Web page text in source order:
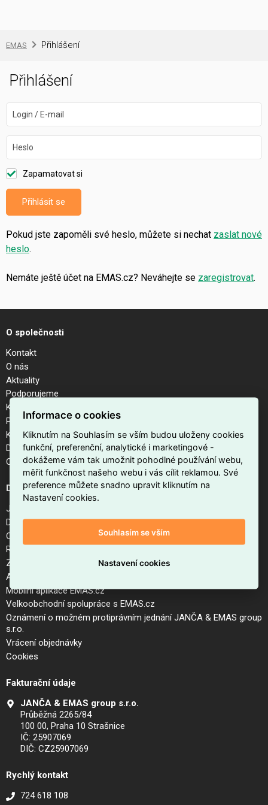
EMAS Přihlášení
Přihlášení
Login / E-mail
Heslo
Zapamatovat si
Přihlásit se
Pokud jste zapoměli své heslo, můžete si nechat zaslat nové
heslo.
Nemáte ještě účet na EMAS.cz? Neváhejte se zaregistrovat.
O společnosti
Kontakt
O nás
Aktuality
Podporujeme
Kalendář akcí
Pobočky
Kariéra
Dodavatelé
Odhlášení z newsletteru
Důležité odkazy
Jak nakupovat na EMAS.cz
Doprava a platba
Obchodní podmínky internetového obchodu EMAS.cz
Reklamační řád a postup pro vrácení zboží
Zásady zpracování osobních údajů (GDPR)
Aktuální ceník
Mobilní aplikace EMAS.cz
Velkoobchodní spolupráce s EMAS.cz
Oznámení o možném protiprávním jednání JANČA & EMAS group
s.r.o.
Vrácení objednávky
Cookies
Fakturační údaje
JANČA & EMAS group s.r.o.
Průběžná 2265/84
100 00, Praha 10 Strašnice
IČ: 25907069
DIČ: CZ25907069
Rychlý kontakt
724 618 108
Informace o cookies
Kliknutím na Souhlasím se vším budou uloženy cookies
funkční, preferenční, analytické i marketingové -
dokážeme vám tak umožnit pohodlné používání webu,
měřit funkčnost našeho webu i vás cílit reklamou. Své
preference můžete snadno upravit kliknutím na
Nastavení cookies.
Souhlasím se vším
Nastavení cookies